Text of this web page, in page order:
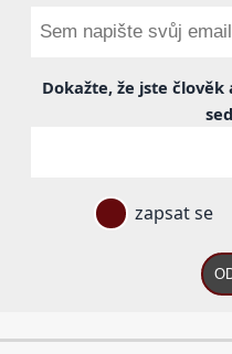
Dokažte, že jste člověk
zapsat se